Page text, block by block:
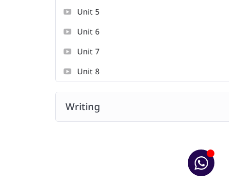
Unit 5
Unit 6
Unit 7
Unit 8
Writing